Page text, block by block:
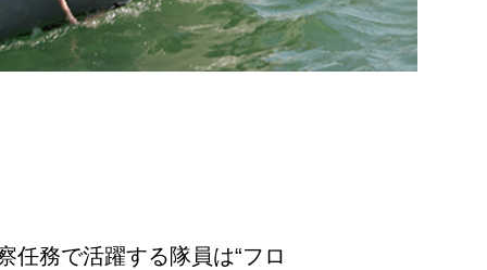
任務で活躍する隊員は“フロ